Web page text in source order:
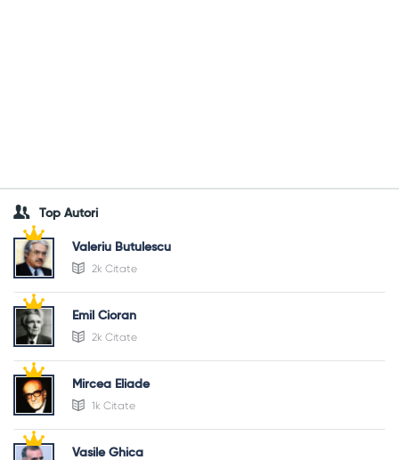
Top Autori
Valeriu Butulescu
2k Citate
Emil Cioran
2k Citate
Mircea Eliade
1k Citate
Vasile Ghica